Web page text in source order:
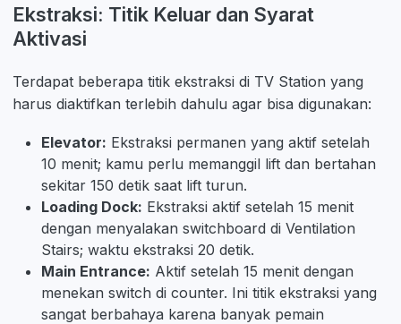
Ekstraksi: Titik Keluar dan Syarat
Aktivasi
Terdapat beberapa titik ekstraksi di TV Station yang
harus diaktifkan terlebih dahulu agar bisa digunakan:
Elevator: Ekstraksi permanen yang aktif setelah
10 menit; kamu perlu memanggil lift dan bertahan
sekitar 150 detik saat lift turun.
Loading Dock: Ekstraksi aktif setelah 15 menit
dengan menyalakan switchboard di Ventilation
Stairs; waktu ekstraksi 20 detik.
Main Entrance: Aktif setelah 15 menit dengan
menekan switch di counter. Ini titik ekstraksi yang
sangat berbahaya karena banyak pemain